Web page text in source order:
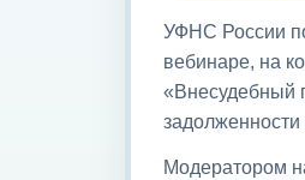
УФНС России
вебинаре, на
«Внесудебный
Модератором